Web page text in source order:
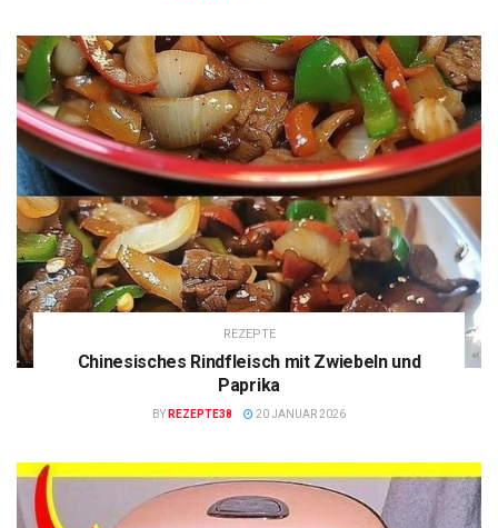
REZEPTE
Chinesisches Rindfleisch mit Zwiebeln und
Paprika
BY REZEPTE38 20 JANUAR 2026